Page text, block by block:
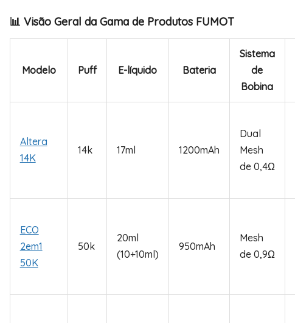
📊 Visão Geral da Gama de Produtos FUMOT
Modelo Puff E-líquido Bateria
Sistema
de
Bobina
Altera
14K
14k 17ml 1200mAh
Dual
Mesh
de 0,4Ω
ECO
2em1
50K
50k
20ml
(10+10ml)
950mAh
Mesh
de 0,9Ω